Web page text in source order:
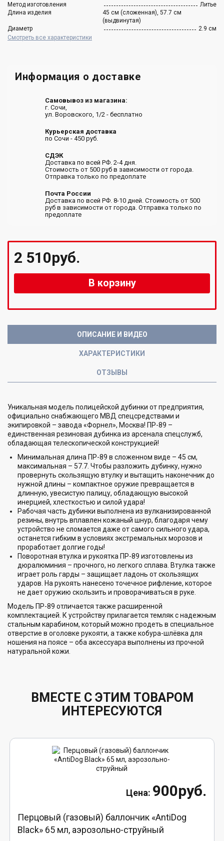
Метод изготовления
Литье
Длина изделия
45 см (сложенная), 57.7 см
(выдвинутая)
Диаметр
2.9 см
Смотреть все характеристики
Информация о доставке
Самовывоз из магазина:
г. Сочи,
ул. Воровского, 1/2 - бесплатно
Курьерская доставка
по Сочи - 450 руб.
СДЭК
Доставка по всей РФ. 2-4 дня.
Стоимость от 500 руб в зависимости от города.
Отправка только по предоплате
Почта России
Доставка по всей РФ. 8-10 дней. Стоимость от 500
руб в зависимости от города. Отправка только по
предоплате
2 510руб.
В корзину
ОПИСАНИЕ И ВИДЕО
ХАРАКТЕРИСТИКИ
ОТЗЫВЫ
Уникальная модель полицейской дубинки от предприятия,
официально снабжающего МВД спецсредствами и
экипировкой – завода «Форнел», Москва! ПР-89 –
единственная резиновая дубинка из арсенала спецслужб,
обладающая телескопической конструкцией!
Минимальная длина ПР-89 в сложенном виде – 45 см,
максимальная – 57.7. Чтобы разложить дубинку, нужно
провернуть скользящую втулку и вытащить наконечник до
нужной длины – компактное оружие превращается в
длинную, увесистую палицу, обладающую высокой
инерцией, хлесткостью и силой удара!
Рабочая часть дубинки выполнена из вулканизированной
резины, внутрь вплавлен кожаный шнур, благодаря чему
устройство не сломается даже от самого сильного удара,
останется гибким в условиях экстремальных морозов и
проработает долгие годы!
Поворотная втулка и рукоятка ПР-89 изготовлены из
дюралюминия – прочного, но легкого сплава. Втулка также
играет роль гарды – защищает ладонь от скользящих
ударов. На рукоять нанесено точечное рифление, которое
не дает оружию скользить и проворачиваться в руке.
Модель ПР-89 отличается также расширенной
комплектацией. К устройству прилагается темляк с надежным
стальным карабином, который можно продеть в специальное
отверстие в оголовке рукояти, а также кобура-шлёвка для
ношения на поясе – оба аксессуара выполнены из прочной
натуральной кожи.
ВМЕСТЕ С ЭТИМ ТОВАРОМ
ИНТЕРЕСУЮТСЯ
900руб.
Перцовый (газовый) баллончик «AntiDog
Black» 65 мл, аэрозольно-струйный